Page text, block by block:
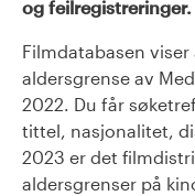
og feilregistreringer.
Filmdatabasen
aldersgrense av
2022. Du får
tittel, nasjonalitet,
2023 er det
aldersgrenser på